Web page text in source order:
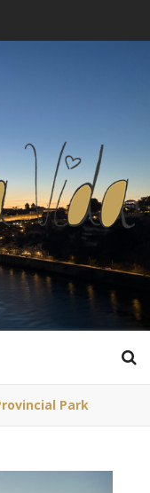
Park